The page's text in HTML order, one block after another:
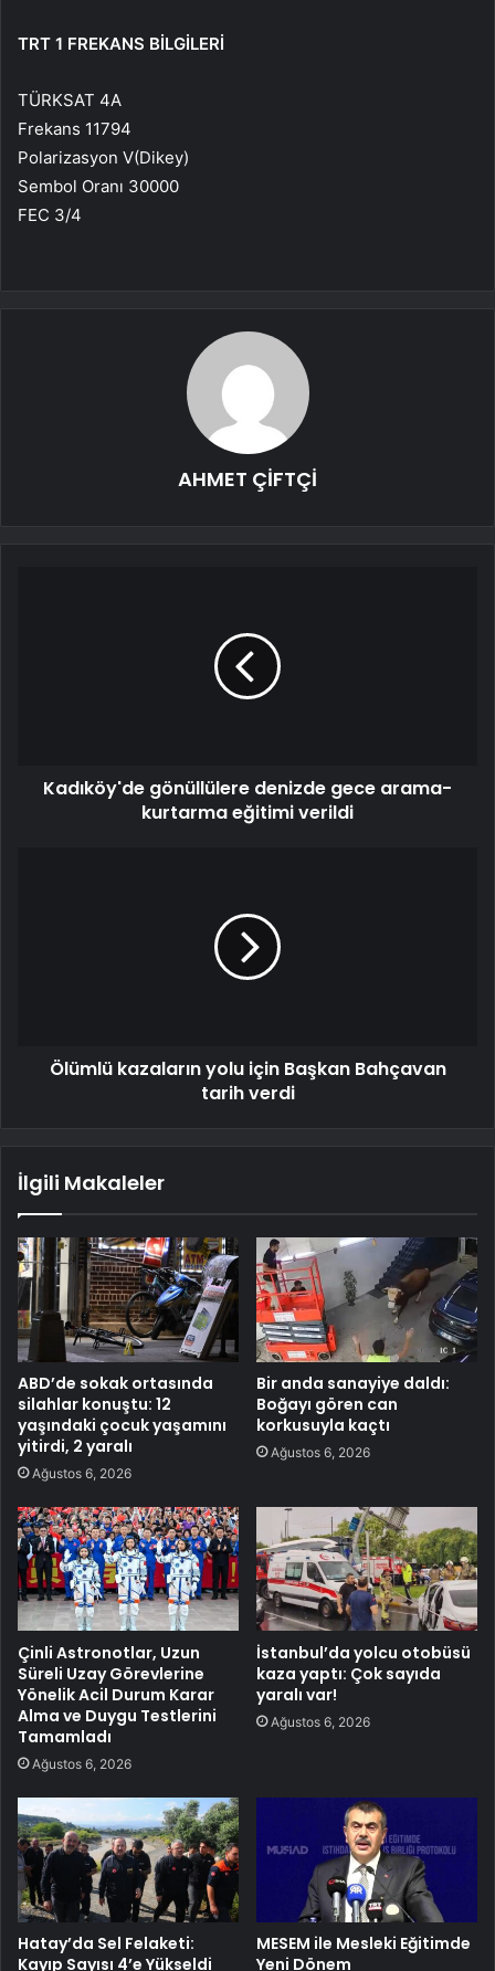
TRT 1 FREKANS BİLGİLERİ
TÜRKSAT 4A
Frekans 11794
Polarizasyon V(Dikey)
Sembol Oranı 30000
FEC 3/4
AHMET ÇİFTÇİ
Kadıköy'de gönüllülere denizde gece arama-
kurtarma eğitimi verildi
Ölümlü kazaların yolu için Başkan Bahçavan
tarih verdi
İlgili Makaleler
ABD’de sokak ortasında
silahlar konuştu: 12
yaşındaki çocuk yaşamını
yitirdi, 2 yaralı
Ağustos 6, 2026
Bir anda sanayiye daldı:
Boğayı gören can
korkusuyla kaçtı
Ağustos 6, 2026
Çinli Astronotlar, Uzun
Süreli Uzay Görevlerine
Yönelik Acil Durum Karar
Alma ve Duygu Testlerini
Tamamladı
Ağustos 6, 2026
İstanbul’da yolcu otobüsü
kaza yaptı: Çok sayıda
yaralı var!
Ağustos 6, 2026
Hatay’da Sel Felaketi:
Kayıp Sayısı 4’e Yükseldi
MESEM ile Mesleki Eğitimde
Yeni Dönem